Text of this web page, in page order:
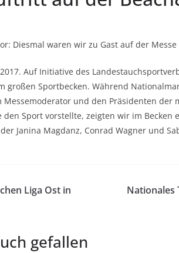
Diesmal waren wir zu Gast auf der Messe
Auf Initiative des
großen Sportbecken. Während
Messemoderator und den Präsidenten der
Sport vorstellte, zeigten wir im Becken
Janina Magdanz, Conrad Wagner und
Liga Ost in
Nationales
gefallen